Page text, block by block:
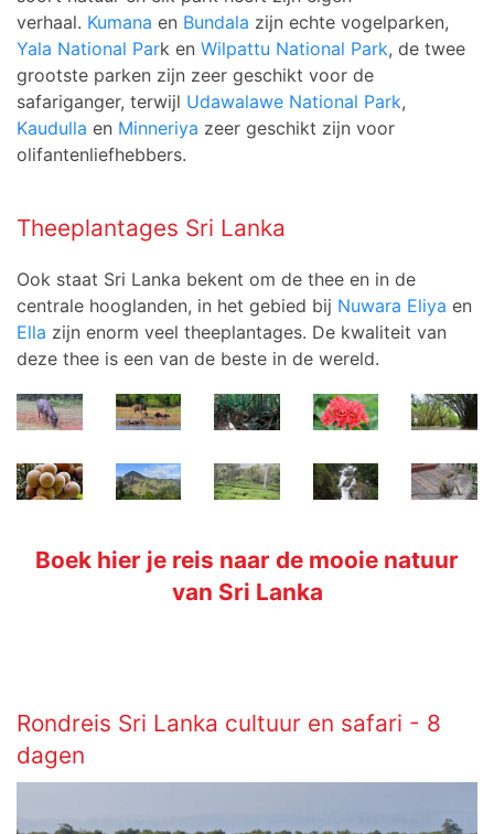
verhaal. Kumana en Bundala zijn echte vogelparken,
Yala National Park en Wilpattu National Park, de twee
grootste parken zijn zeer geschikt voor de
safariganger, terwijl Udawalawe National Park,
Kaudulla en Minneriya zeer geschikt zijn voor
olifantenliefhebbers.
Theeplantages Sri Lanka
Ook staat Sri Lanka bekent om de thee en in de
centrale hooglanden, in het gebied bij Nuwara Eliya en
Ella zijn enorm veel theeplantages. De kwaliteit van
deze thee is een van de beste in de wereld.
Boek hier je reis naar de mooie natuur
van Sri Lanka
Rondreis Sri Lanka cultuur en safari - 8
dagen